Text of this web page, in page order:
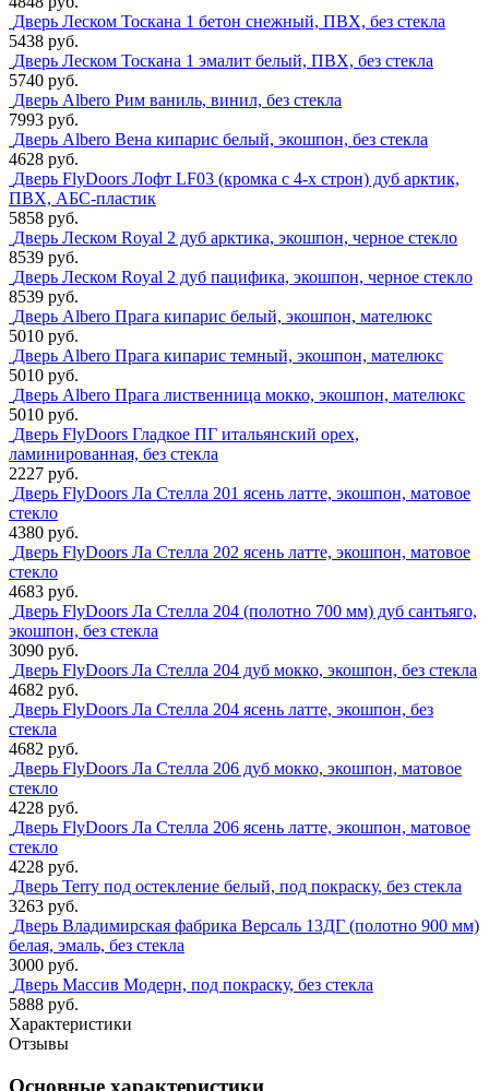
Дверь Леском Тоскана 1 бетон снежный, ПВХ, без стекла
5438 руб.
Дверь Леском Тоскана 1 эмалит белый, ПВХ, без стекла
5740 руб.
Дверь Albero Рим ваниль, винил, без стекла
7993 руб.
Дверь Albero Вена кипарис белый, экошпон, без стекла
4628 руб.
Дверь FlyDoors Лофт LF03 (кромка с 4-х строн) дуб арктик,
ПВХ, АБС-пластик
5858 руб.
Дверь Леском Royal 2 дуб арктика, экошпон, черное стекло
8539 руб.
Дверь Леском Royal 2 дуб пацифика, экошпон, черное стекло
8539 руб.
Дверь Albero Прага кипарис белый, экошпон, мателюкс
5010 руб.
Дверь Albero Прага кипарис темный, экошпон, мателюкс
5010 руб.
Дверь Albero Прага лиственница мокко, экошпон, мателюкс
5010 руб.
Дверь FlyDoors Гладкое ПГ итальянский орех,
ламинированная, без стекла
2227 руб.
Дверь FlyDoors Ла Стелла 201 ясень латте, экошпон, матовое
стекло
4380 руб.
Дверь FlyDoors Ла Стелла 202 ясень латте, экошпон, матовое
стекло
4683 руб.
Дверь FlyDoors Ла Стелла 204 (полотно 700 мм) дуб сантьяго,
экошпон, без стекла
3090 руб.
Дверь FlyDoors Ла Стелла 204 дуб мокко, экошпон, без стекла
4682 руб.
Дверь FlyDoors Ла Стелла 204 ясень латте, экошпон, без
стекла
4682 руб.
Дверь FlyDoors Ла Стелла 206 дуб мокко, экошпон, матовое
стекло
4228 руб.
Дверь FlyDoors Ла Стелла 206 ясень латте, экошпон, матовое
стекло
4228 руб.
Дверь Terry под остекление белый, под покраску, без стекла
3263 руб.
Дверь Владимирская фабрика Версаль 13ДГ (полотно 900 мм)
белая, эмаль, без стекла
3000 руб.
Дверь Массив Модерн, под покраску, без стекла
5888 руб.
Характеристики
Отзывы
Основные характеристики